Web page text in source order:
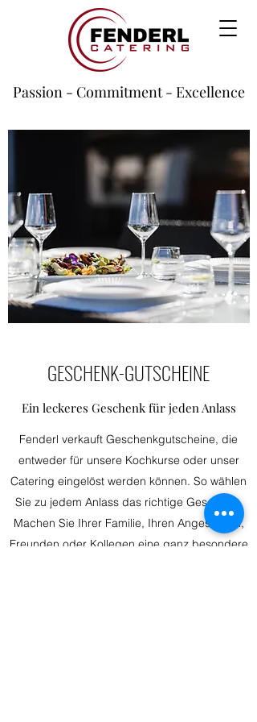
Passion - Commitment - Excellence
GESCHENK-GUTSCHEINE
Ein leckeres Geschenk für jeden Anlass
Fenderl verkauft Geschenkgutscheine, die
entweder für unsere Kochkurse oder unser
Catering eingelöst werden können. So wählen
Sie zu jedem Anlass das richtige Geschenk.
Machen Sie Ihrer Familie, Ihren Angestellten,
Freunden oder Kollegen eine ganz besondere